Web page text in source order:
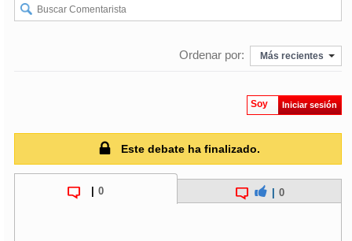
Ordenar por: Más recientes
Soy Iniciar sesión
Este debate ha finalizado.
0 0